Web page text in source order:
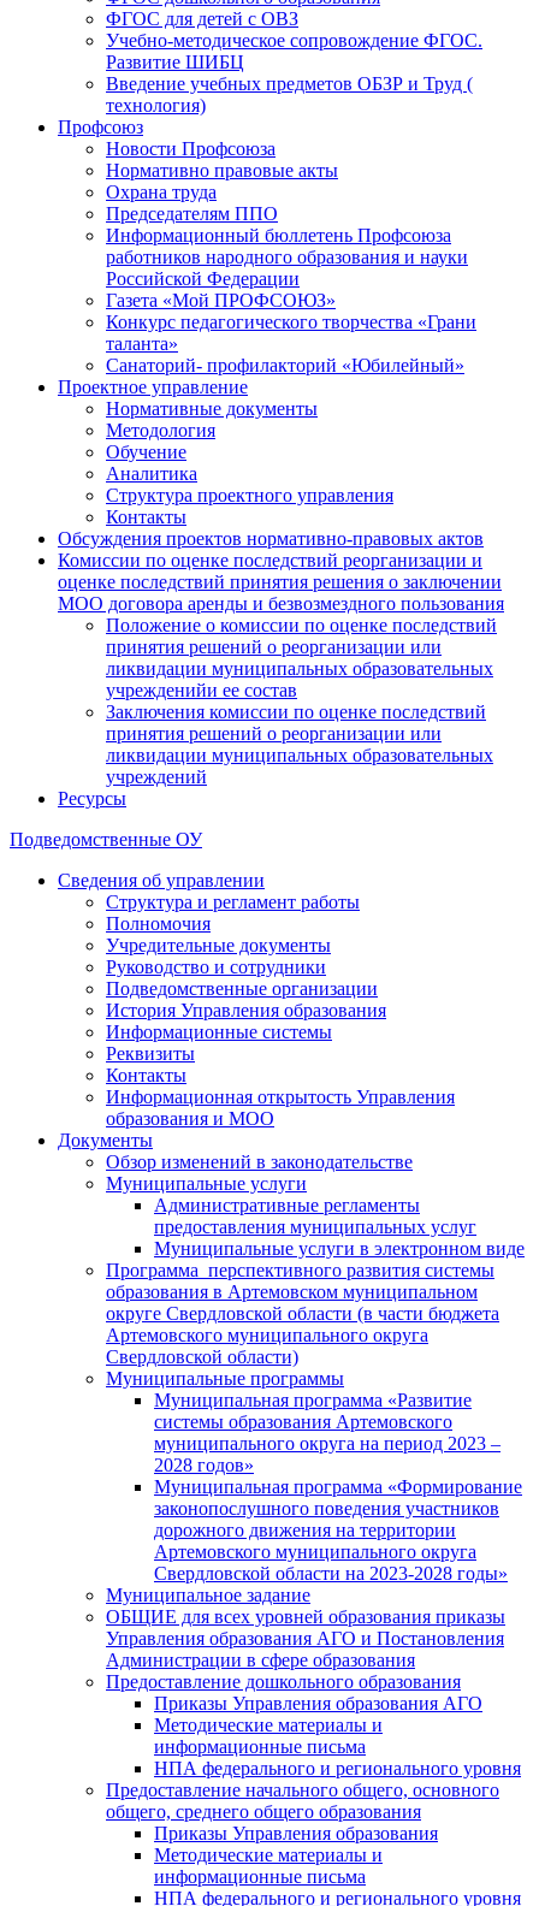
ФГОС для детей с ОВЗ
Учебно-методическое сопровождение ФГОС.
Развитие ШИБЦ
Введение учебных предметов ОБЗР и Труд (
технология)
Профсоюз
Новости Профсоюза
Нормативно правовые акты
Охрана труда
Председателям ППО
Информационный бюллетень Профсоюза
работников народного образования и науки
Российской Федерации
Газета «Мой ПРОФСОЮЗ»
Конкурс педагогического творчества «Грани
таланта»
Санаторий- профилакторий «Юбилейный»
Проектное управление
Нормативные документы
Методология
Обучение
Аналитика
Структура проектного управления
Контакты
Обсуждения проектов нормативно-правовых актов
Комиссии по оценке последствий реорганизации и
оценке последствий принятия решения о заключении
МОО договора аренды и безвозмездного пользования
Положение о комиссии по оценке последствий
принятия решений о реорганизации или
ликвидации муниципальных образовательных
учрежденийи ее состав
Заключения комиссии по оценке последствий
принятия решений о реорганизации или
ликвидации муниципальных образовательных
учреждений
Ресурсы
Подведомственные ОУ
Сведения об управлении
Структура и регламент работы
Полномочия
Учредительные документы
Руководство и сотрудники
Подведомственные организации
История Управления образования
Информационные системы
Реквизиты
Контакты
Информационная открытость Управления
образования и МОО
Документы
Обзор изменений в законодательстве
Муниципальные услуги
Административные регламенты
предоставления муниципальных услуг
Муниципальные услуги в электронном виде
Программа перспективного развития системы
образования в Артемовском муниципальном
округе Свердловской области (в части бюджета
Артемовского муниципального округа
Свердловской области)
Муниципальные программы
Муниципальная программа «Развитие
системы образования Артемовского
муниципального округа на период 2023 –
2028 годов»
Муниципальная программа «Формирование
законопослушного поведения участников
дорожного движения на территории
Артемовского муниципального округа
Свердловской области на 2023-2028 годы»
Муниципальное задание
ОБЩИЕ для всех уровней образования приказы
Управления образования АГО и Постановления
Администрации в сфере образования
Предоставление дошкольного образования
Приказы Управления образования АГО
Методические материалы и
информационные письма
НПА федерального и регионального уровня
Предоставление начального общего, основного
общего, среднего общего образования
Приказы Управления образования
Методические материалы и
информационные письма
НПА федерального и регионального уровня